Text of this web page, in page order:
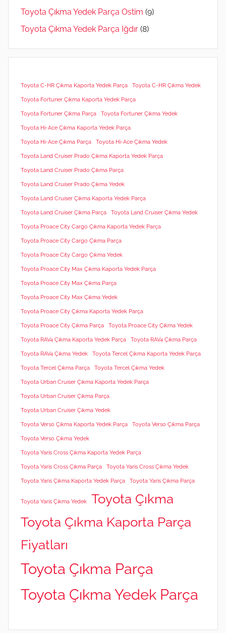
Toyota Çıkma Yedek Parça Ostim (9)
Toyota Çıkma Yedek Parça Iğdır (8)
Toyota C-HR Çıkma Kaporta Yedek Parça Toyota C-HR Çıkma Yedek
Toyota Fortuner Çıkma Kaporta Yedek Parça
Toyota Fortuner Çıkma Parça Toyota Fortuner Çıkma Yedek
Toyota Hi-Ace Çıkma Kaporta Yedek Parça
Toyota Hi-Ace Çıkma Parça Toyota Hi-Ace Çıkma Yedek
Toyota Land Cruiser Prado Çıkma Kaporta Yedek Parça
Toyota Land Cruiser Prado Çıkma Parça
Toyota Land Cruiser Prado Çıkma Yedek
Toyota Land Cruiser Çıkma Kaporta Yedek Parça
Toyota Land Cruiser Çıkma Parça Toyota Land Cruiser Çıkma Yedek
Toyota Proace City Cargo Çıkma Kaporta Yedek Parça
Toyota Proace City Cargo Çıkma Parça
Toyota Proace City Cargo Çıkma Yedek
Toyota Proace City Max Çıkma Kaporta Yedek Parça
Toyota Proace City Max Çıkma Parça
Toyota Proace City Max Çıkma Yedek
Toyota Proace City Çıkma Kaporta Yedek Parça
Toyota Proace City Çıkma Parça Toyota Proace City Çıkma Yedek
Toyota RAV4 Çıkma Kaporta Yedek Parça Toyota RAV4 Çıkma Parça
Toyota RAV4 Çıkma Yedek Toyota Tercel Çıkma Kaporta Yedek Parça
Toyota Tercel Çıkma Parça Toyota Tercel Çıkma Yedek
Toyota Urban Cruiser Çıkma Kaporta Yedek Parça
Toyota Urban Cruiser Çıkma Parça
Toyota Urban Cruiser Çıkma Yedek
Toyota Verso Çıkma Kaporta Yedek Parça Toyota Verso Çıkma Parça
Toyota Verso Çıkma Yedek
Toyota Yaris Cross Çıkma Kaporta Yedek Parça
Toyota Yaris Cross Çıkma Parça Toyota Yaris Cross Çıkma Yedek
Toyota Yaris Çıkma Kaporta Yedek Parça Toyota Yaris Çıkma Parça
Toyota Yaris Çıkma Yedek
Toyota Çıkma
Toyota Çıkma Kaporta Parça
Fiyatları
Toyota Çıkma Parça
Toyota Çıkma Yedek Parça